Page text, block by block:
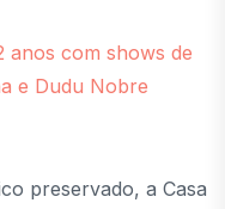
anos com shows de
e Dudu Nobre
preservado, a Casa